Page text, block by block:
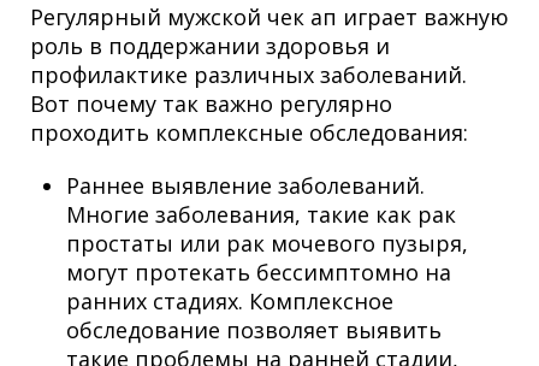
Регулярный мужской чек ап играет важную
роль в поддержании здоровья и
профилактике различных заболеваний.
Вот почему так важно регулярно
проходить комплексные обследования:
Раннее выявление заболеваний.
Многие заболевания, такие как рак
простаты или рак мочевого пузыря,
могут протекать бессимптомно на
ранних стадиях. Комплексное
обследование позволяет выявить
такие проблемы на ранней стадии,